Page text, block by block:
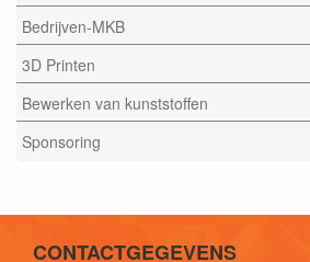
Bedrijven-MKB
3D Printen
Bewerken van kunststoffen
Sponsoring
CONTACTGEGEVENS